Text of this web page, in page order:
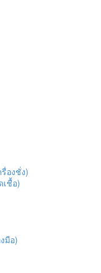
องชั่ง)
เชื้อ)
มือ)